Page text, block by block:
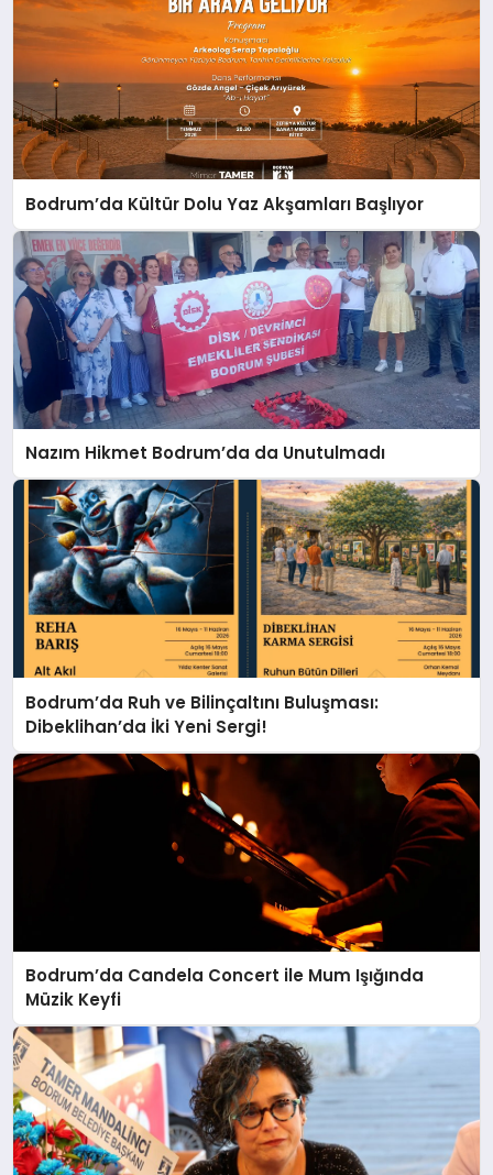
Bodrum’da Kültür Dolu Yaz Akşamları Başlıyor
Nazım Hikmet Bodrum’da da Unutulmadı
Bodrum’da Ruh ve Bilinçaltını Buluşması:
Dibeklihan’da İki Yeni Sergi!
Bodrum’da Candela Concert ile Mum Işığında
Müzik Keyfi